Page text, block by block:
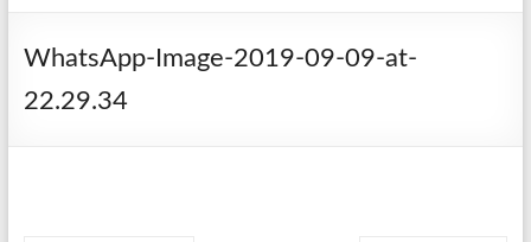
WhatsApp-Image-2019-09-09-at-
22.29.34